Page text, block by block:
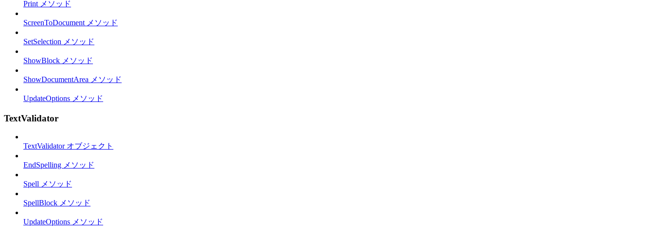
Print メソッド
ScreenToDocument メソッド
SetSelection メソッド
ShowBlock メソッド
ShowDocumentArea メソッド
UpdateOptions メソッド
TextValidator
TextValidator オブジェクト
EndSpelling メソッド
Spell メソッド
SpellBlock メソッド
UpdateOptions メソッド